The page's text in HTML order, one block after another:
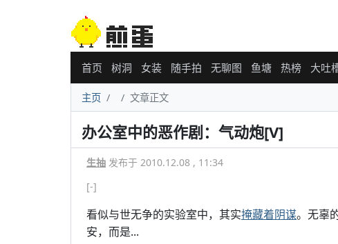
首页 树洞 女装 随手拍 无聊图 鱼塘 热榜 大吐
主页 文章正文
办公室中的恶作剧：气动炮[V]
生抽 发布于 2010.12.08 , 11:34
[-]
看似与世无争的实验室中，其实掩藏着阴谋。无辜
安，而是...